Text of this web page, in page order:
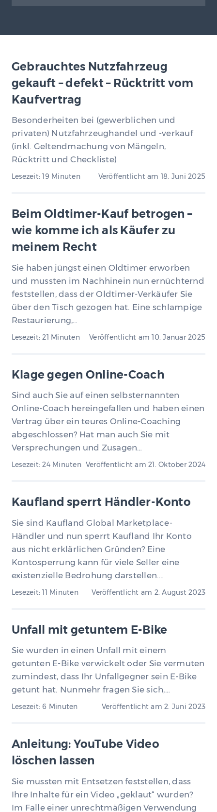
Gebrauchtes Nutzfahrzeug
gekauft – defekt – Rücktritt vom
Kaufvertrag
Besonderheiten bei (gewerblichen und
privaten) Nutzfahrzeughandel und -verkauf
(inkl. Geltendmachung von Mängeln,
Rücktritt und Checkliste)
Lesezeit: 19 Minuten Veröffentlicht am 18. Juni 2025
Beim Oldtimer-Kauf betrogen –
wie komme ich als Käufer zu
meinem Recht
Sie haben jüngst einen Oldtimer erworben
und mussten im Nachhinein nun ernüchternd
feststellen, dass der Oldtimer-Verkäufer Sie
über den Tisch gezogen hat. Eine schlampige
Restaurierung,…
Lesezeit: 21 Minuten Veröffentlicht am10. Januar 2025
Klage gegen Online-Coach
Sind auch Sie auf einen selbsternannten
Online-Coach hereingefallen und haben einen
Vertrag über ein teures Online-Coaching
abgeschlossen? Hat man auch Sie mit
Versprechungen und Zusagen…
Lesezeit: 24 Minuten Veröffentlicht am21. Oktober 2024
Kaufland sperrt Händler-Konto
Sie sind Kaufland Global Marketplace-
Händler und nun sperrt Kaufland Ihr Konto
aus nicht erklärlichen Gründen? Eine
Kontosperrung kann für viele Seller eine
existenzielle Bedrohung darstellen.…
Lesezeit: 11 Minuten Veröffentlicht am 2. August 2023
Unfall mit getuntem E-Bike
Sie wurden in einen Unfall mit einem
getunten E-Bike verwickelt oder Sie vermuten
zumindest, dass Ihr Unfallgegner sein E-Bike
getunt hat. Nunmehr fragen Sie sich,…
Lesezeit: 6 Minuten Veröffentlicht am2. Juni 2023
Anleitung: YouTube Video
löschen lassen
Sie mussten mit Entsetzen feststellen, dass
Ihre Inhalte für ein Video „geklaut“ wurden?
Im Falle einer unrechtmäßigen Verwendung